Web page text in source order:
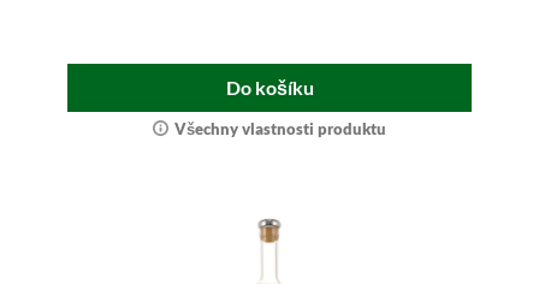
Do košíku
Všechny vlastnosti produktu